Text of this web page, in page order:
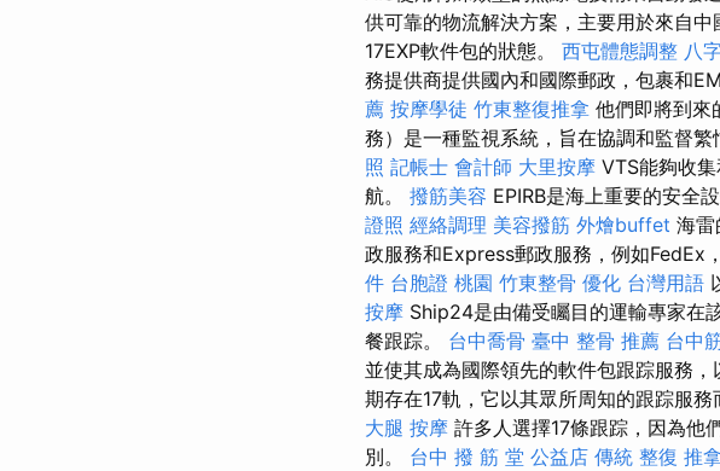
供可靠的物流解決方案，主要用於來自中
17EXP軟件包的狀態。 西屯體態調整 八
務提供商提供國內和國際郵政，包裹和
薦 按摩學徒 竹東整復推拿 他們即將到來
務）是一種監視系統，旨在協調和監督繁
照 記帳士 會計師 大里按摩 VTS能夠收
航。 撥筋美容 EPIRB是海上重要的安全
證照 經絡調理 美容撥筋 外燴buffet 海雷
政服務和Express郵政服務，例如FedEx
件 台胞證 桃園 竹東整骨 優化 台灣用語
按摩 Ship24是由備受矚目的運輸專家在
餐跟踪。 台中喬骨 臺中 整骨 推薦 台中
並使其成為國際領先的軟件包跟踪服務
期存在17軌，它以其眾所周知的跟踪服務
大腿 按摩 許多人選擇17條跟踪，因為他
別。 台中 撥 筋 堂 公益店 傳統 整復 推